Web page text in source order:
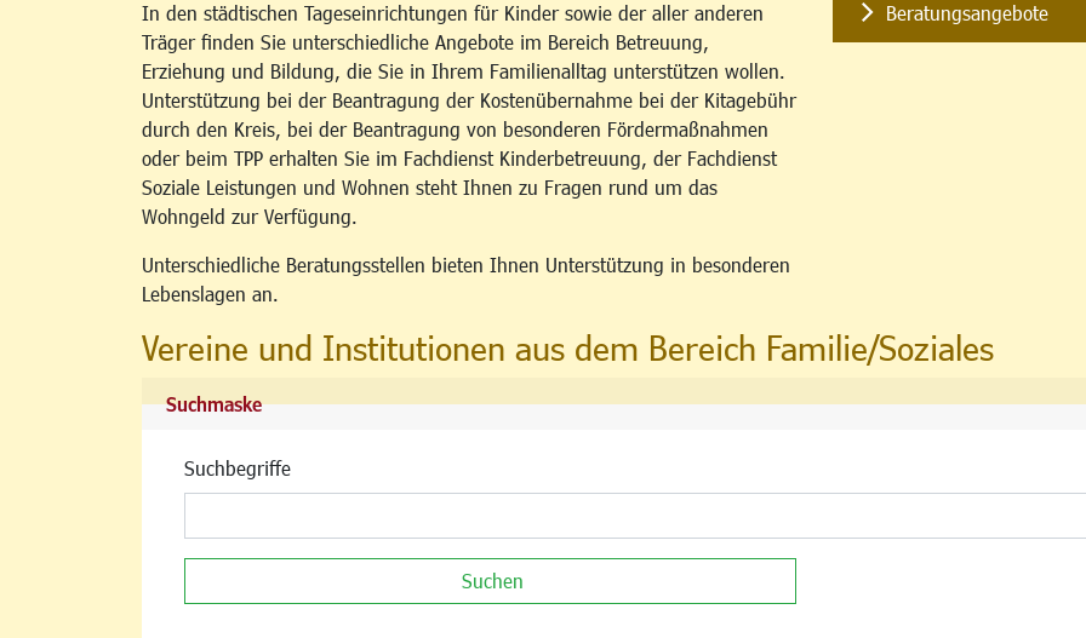
In den städtischen Tageseinrichtungen für Kinder sowie der aller anderen
Träger finden Sie unterschiedliche Angebote im Bereich Betreuung,
Erziehung und Bildung, die Sie in Ihrem Familienalltag unterstützen wollen.
Unterstützung bei der Beantragung der Kostenübernahme bei der Kitagebühr
durch den Kreis, bei der Beantragung von besonderen Fördermaßnahmen
oder beim TPP erhalten Sie im Fachdienst Kinderbetreuung, der Fachdienst
Soziale Leistungen und Wohnen steht Ihnen zu Fragen rund um das
Wohngeld zur Verfügung.
Unterschiedliche Beratungsstellen bieten Ihnen Unterstützung in besonderen
Lebenslagen an.
Beratungsangebote
Vereine und Institutionen aus dem Bereich Familie/Soziales
Suchmaske
Suchbegriffe
Suchen